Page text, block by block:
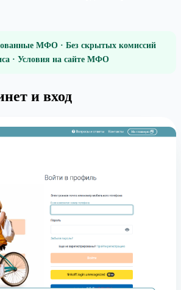
МФО · Без скрытых комиссий
· Условия на сайте МФО
и вход